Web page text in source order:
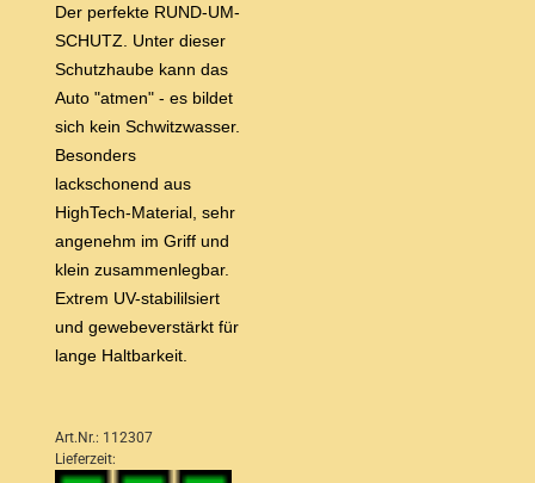
Der perfekte RUND-UM-
SCHUTZ. Unter dieser
Schutzhaube kann das
Auto "atmen" - es bildet
sich kein Schwitzwasser.
Besonders
lackschonend aus
HighTech-Material, sehr
angenehm im Griff und
klein zusammenlegbar.
Extrem UV-stabililsiert
und gewebeverstärkt für
lange Haltbarkeit.
Art.Nr.: 112307
Lieferzeit: